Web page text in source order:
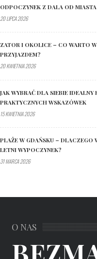
ODPOCZYNEK Z DALA OD MIASTA
20 LIPCA 2026
ZATOR I OKOLICE – CO WARTO
PRZYJAZDEM?
20 KWIETNIA 2026
JAK WYBRAĆ DLA SIEBIE IDEALNY
PRAKTYCZNYCH WSKAZÓWEK
15 KWIETNIA 2026
PLAŻE W GDAŃSKU – DLACZEGO
LETNI WYPOCZYNEK?
31 MARCA 2026
O NAS